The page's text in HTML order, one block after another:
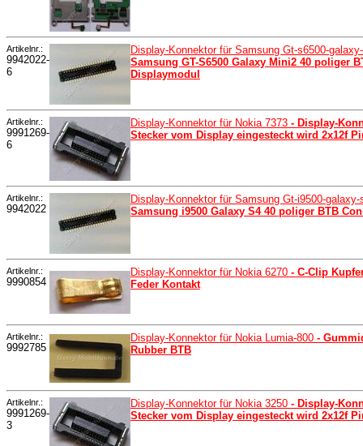
Artikelnr.:
9942022-
6
Display-Konnektor für Samsung Gt-s6500-
Samsung GT-S6500 Galaxy Mini2 40 poliger
Displaymodul
Artikelnr.:
9991269-
6
Display-Konnektor für Nokia 7373 - Display-
Stecker vom Display eingesteckt wird 2x12f
Artikelnr.:
9942022
Display-Konnektor für Samsung Gt-i9500-
Samsung i9500 Galaxy S4 40 poliger BTB
Artikelnr.:
9990854
Display-Konnektor für Nokia 6270 - C-Clip
Feder Kontakt
Artikelnr.:
9992785
Display-Konnektor für Nokia Lumia-800 -
Rubber BTB
Artikelnr.:
9991269-
3
Display-Konnektor für Nokia 3250 - Display-
Stecker vom Display eingesteckt wird 2x12f